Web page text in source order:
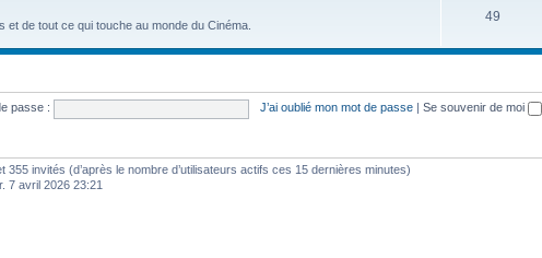
de tout ce qui touche au monde du Cinéma.
49
passe : J’ai oublié mon mot de passe Se souvenir de moi
invités (d’après le nombre d’utilisateurs actifs ces 15 dernières minutes)
7 avril 2026 23:21